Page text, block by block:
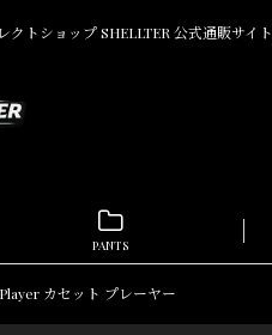
トショップ SHELLTER 公式通販サイト
PANTS
カセット プレーヤー